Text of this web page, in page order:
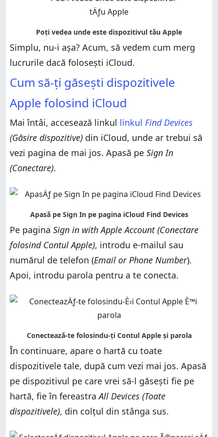
Simplu, nu-i așa? Acum, să vedem cum merg
lucrurile dacă folosești iCloud.
Cum să-ți găsești dispozitivele
Apple folosind iCloud
Mai întâi, accesează linkul linkul Find Devices
(Găsire dispozitive) din iCloud, unde ar trebui să
vezi pagina de mai jos. Apasă pe Sign In
(Conectare).
Pe pagina Sign in with Apple Account (Conectare
folosind Contul Apple), introdu e-mailul sau
numărul de telefon (Email or Phone Number).
Apoi, introdu parola pentru a te conecta.
În continuare, apare o hartă cu toate
dispozitivele tale, după cum vezi mai jos. Apasă
pe dispozitivul pe care vrei să-l găsești fie pe
hartă, fie în fereastraAll Devices (Toate
dispozitivele), din colțul din stânga sus.